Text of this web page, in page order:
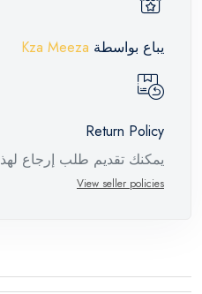
يباع بواسطة Kza Meeza
Return Policy
يمكنك تقديم طلب إرجاع
عبوته الأصلية.
View seller policies